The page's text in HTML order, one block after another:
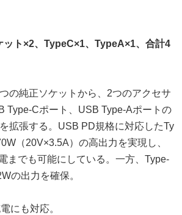
ト×2、TypeC×1、TypeA×1、合計4
の純正ソケットから、2つのアクセサ
Type-Cポート、USB Type-Aポートの
拡張する。USB PD規格に対応したTy
（20V×3.5A）の高出力を実現し、
までも可能にしている。一方、Type-
の出力を確保。
にも対応。